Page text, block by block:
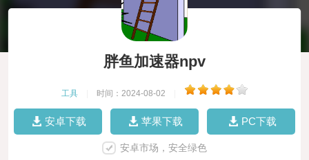
胖鱼加速器npv
工具 时间：2024-08-02
安卓下载 苹果下载 PC下载
安卓市场，安全绿色